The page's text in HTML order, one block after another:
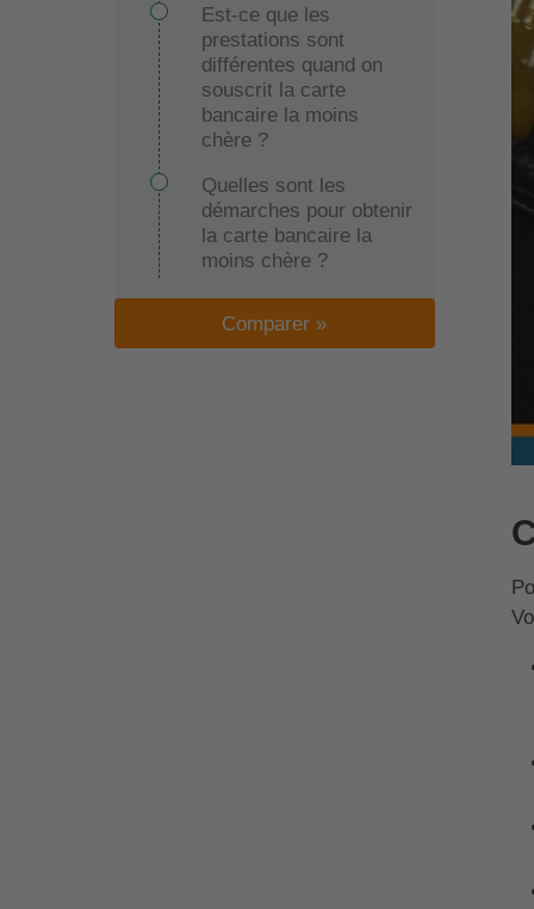
Est-ce que les
prestations sont
différentes quand on
souscrit la carte
bancaire la moins
chère ?
Quelles sont les
démarches pour obtenir
la carte bancaire la
moins chère ?
changer de banque pour
Comparer »